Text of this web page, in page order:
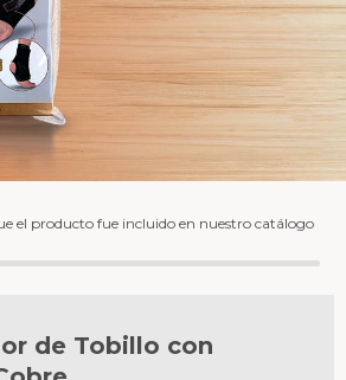
el producto fue incluido en nuestro catálogo
de Tobillo con